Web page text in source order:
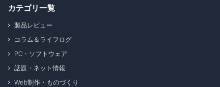
カテゴリ一覧
製品レビュー
コラム＆ライフログ
PC・ソフトウェア
話題・ネット情報
Web制作・ものづくり